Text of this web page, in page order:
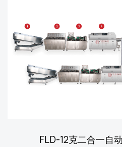
FLD-12克二合一自